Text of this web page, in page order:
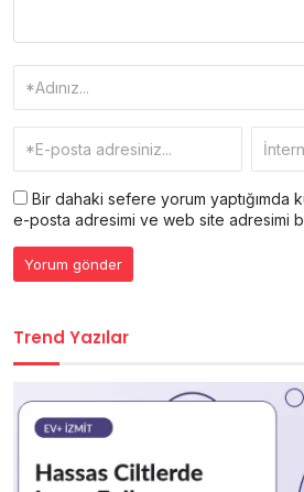
Bir dahaki sefere yorum yaptığımda
e-posta adresimi ve web site adresimi
Trend Yazılar